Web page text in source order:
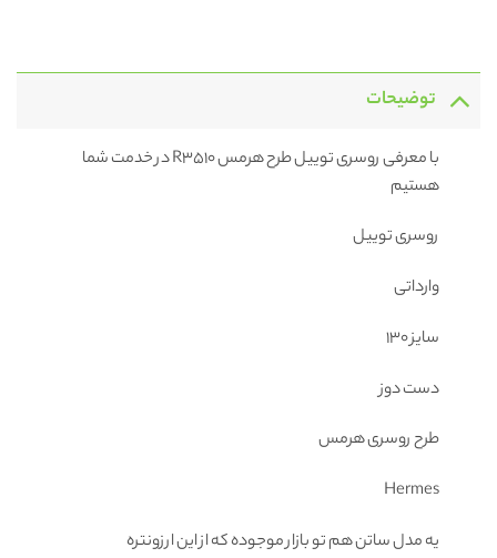
توضیحات
با معرفی روسری توییل طرح هرمس R3510 در خدمت شما
هستیم
روسری توییل
وارداتی
سایز ۱۳۰
دست دوز
طرح روسری هرمس
Hermes
یه مدل ساتن هم تو بازار موجوده که از این ارزونتره